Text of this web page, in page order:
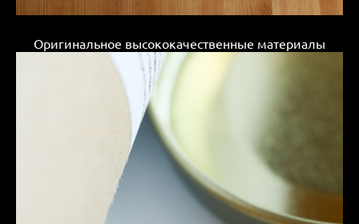
Оригинальное высококачественные материалы